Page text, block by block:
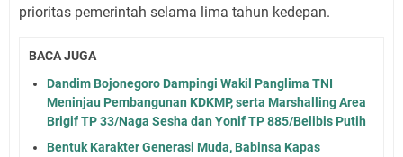
prioritas pemerintah selama lima tahun kedepan.
BACA JUGA
Dandim Bojonegoro Dampingi Wakil Panglima TNI
Meninjau Pembangunan KDKMP, serta Marshalling Area
Brigif TP 33/Naga Sesha dan Yonif TP 885/Belibis Putih
Bentuk Karakter Generasi Muda, Babinsa Kapas